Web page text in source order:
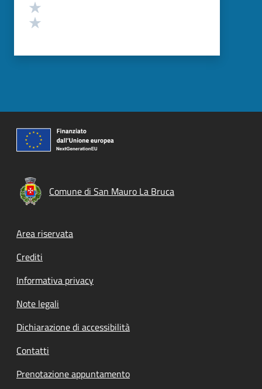
Comune di San Mauro La Bruca
Footer menu
Area riservata
Crediti
Informativa privacy
Note legali
Dichiarazione di accessibilità
Contatti
Prenotazione appuntamento